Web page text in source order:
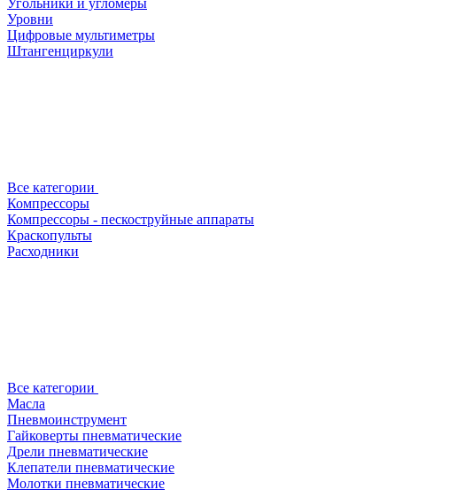
Угольники и угломеры
Уровни
Цифровые мультиметры
Штангенциркули
Все категории
Компрессоры
Компрессоры - пескоструйные аппараты
Краскопульты
Расходники
Все категории
Масла
Пневмоинструмент
Гайковерты пневматические
Дрели пневматические
Клепатели пневматические
Молотки пневматические